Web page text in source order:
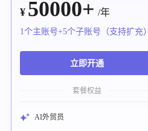
¥ 50000+ /年
1个主账号+5个子账号（支持扩充）
立即开通
套餐权益
AI外贸员